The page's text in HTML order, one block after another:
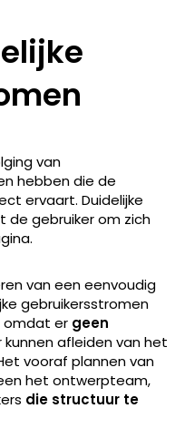
van
hebben die de
ervaart. Duidelijke
de gebruiker om zich
van een eenvoudig
gebruikersstromen
omdat er geen
kunnen afleiden van het
vooraf plannen van
het ontwerpteam,
die structuur te